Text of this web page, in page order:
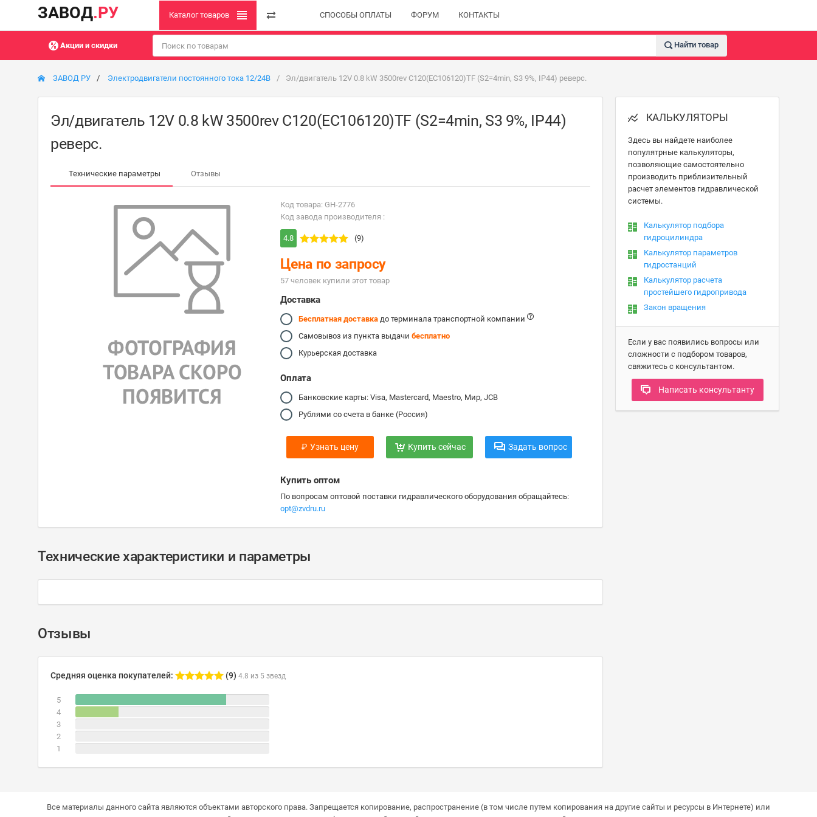
ЗАВОД.РУ Каталог товаров СПОСОБЫ ОПЛАТЫ ФОРУМ КОНТАКТЫ
Акции и скидки Найти товар
ЗАВОД РУ Электродвигатели постоянного тока 12/24В Эл/двигатель 12V 0.8 kW 3500rev C120(EC106120)TF (S2=4min, S3 9%, IP44) реверс.
Эл/двигатель 12V 0.8 kW 3500rev C120(EC106120)TF (S2=4min, S3 9%, IP44)
реверс.
Технические параметры Отзывы
Код товара: GH-2776
Код завода производителя :
4.8 (9)
Цена по запросу
57 человек купили этот товар
Доставка
Бесплатная доставка до терминала транспортной компании
Самовывоз из пункта выдачибесплатно
Курьерская доставка
Оплата
Банковские карты: Visa, Mastercard, Maestro, Мир, JCB
Рублями со счета в банке (Россия)
₽ Узнать цену Купить сейчас Задать вопрос
Купить оптом
По вопросам оптовой поставки гидравлического оборудования обращайтесь:
opt@zvdru.ru
Технические характеристики и параметры
Отзывы
Средняя оценка покупателей: (9) 4.8 из 5 звезд
5
4
3
2
1
КАЛЬКУЛЯТОРЫ
Здесь вы найдете наиболее
популятрные калькуляторы,
позволяющие самостоятельно
производить приблизительный
расчет элементов гидравлической
системы.
Калькулятор подбора
гидроцилиндра
Калькулятор параметров
гидростанций
Калькулятор расчета
простейшего гидропривода
Закон вращения
Если у вас появились вопросы или
сложности с подбором товаров,
свяжитесь с консультантом.
Написать консультанту
Все материалы данного сайта являются объектами авторского права. Запрещается копирование, распространение (в том числе путем копирования на другие сайты и ресурсы в Интернете) или